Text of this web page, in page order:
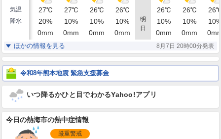
明
日
気温
27℃ 27℃ 26℃ 26℃ 26℃ 26℃ 26
降水 20% 10% 10% 10% 10% 10% 10
0mm 0mm 0mm 0mm 0mm 0mm 0
湿度 82 % 84% 86% 86
風
静穏
0m/s
南西
1m/s
西南西
1m/s
西南西
1m/s
西南西
1m/s
西
1m/s
西
1m/
ほかの情報を見る 8月7日 20時00分発表
令和8年熊本地震 緊急支援募金
いつ降るかひと目でわかるYahoo!アプリ
今日の熱海市の熱中症情報
厳重警戒